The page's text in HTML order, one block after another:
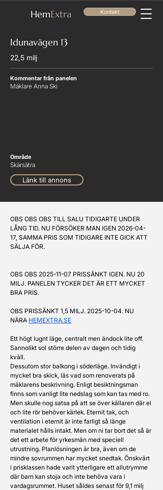
HemExtra Kontakt
Idunavägen 13
22,5 milj
Kommentar från panelen
Mäklare Anna Ski
Område
Skärsätra
Länk till annons
OBS OBS OBS TILL SALU TIDIGARTE UNDER
LÅNG TID. NU FÖRSÖKER MAN IGEN 2026-04-
17, SAMMA PRIS SOM TIDIGARE INTE GICK ATT
SÄLJA FÖR.
OBS OBS 2025-11-07 PRISSÄNKT IGEN. NU 20
MILJ. PANELEN TYCKER DET ÄR ETT MYCKET
BRA PRIS.
OBS PRISSÄNKT 1,5 MILJ. 2025-10-04. NU
NÄRA HEMEXTRA.SE
Ett högt lugnt läge, centralt men ändock lite off.
Sannolikt sol större delen av dagen och tidig
kväll.
Dessutom stor balkong i söderläge. Invändigt i
mycket bra skick, läs vad som renoverats på
mäklarens beskrivning. Enligt besiktningsman
finns som vanligt lite nedslag som kan tas med ro.
Men skulle nog satsa på att se över källaren där el
och lite rör behöver kärlek. Eternit tak, och
ventilation i eternit är inte farligt så länge
materialet hålls intakt. Men om ni tar bort det så är
det ett arbete för yrkesmän med speciell
utrustning. Planlösningen är bra, även om de
mindre sovrummen har mycket snedtak. Önskvärt
i prisklassen hade varit ytterligare ett allutrymme
där barn kan stoja och inte behöva vara i
vardagsrummet. Huset såldes senast för 9,1 milj